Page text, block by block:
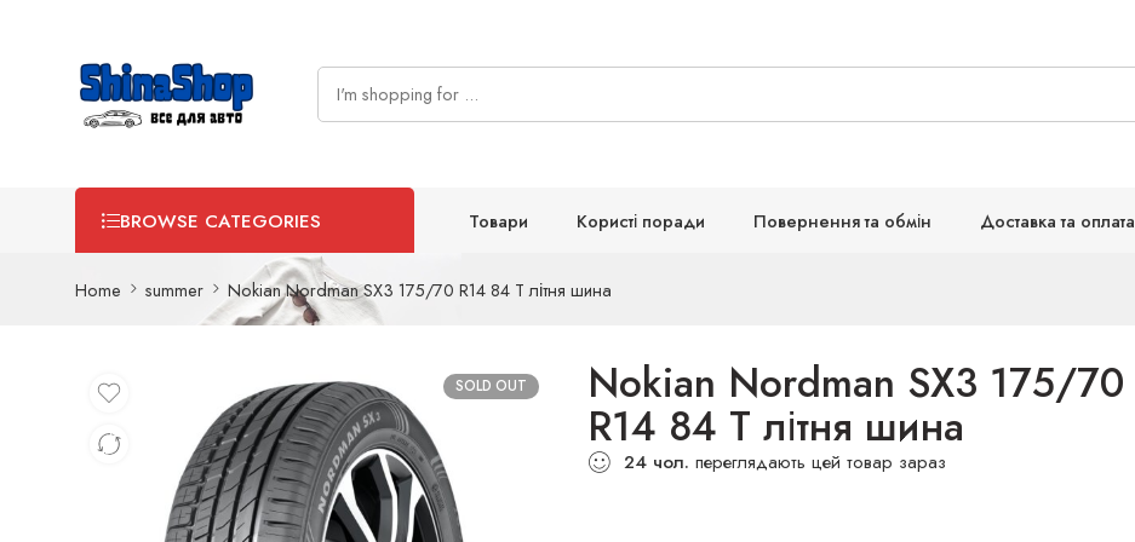
BROWSE CATEGORIES Товари Користі поради Повернення та обмін Доставка та оплата
Home summer Nokian Nordman SX3 175/70 R14 84 T літня шина
SOLD OUT Nokian Nordman SX3 175/70
R14 84 T літня шина
24 чол. переглядають цей товар зараз